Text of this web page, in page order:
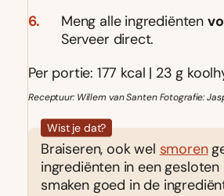
Meng alle ingrediënten
Serveer direct.
Per portie: 177 kcal | 23 g
Receptuur: Willem van Santen Fotografie:
Wist je dat?
Braiseren, ook wel smoren
ingrediënten in een
smaken goed in de